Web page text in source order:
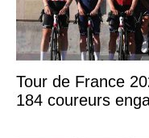
Tour de France
184 coureurs